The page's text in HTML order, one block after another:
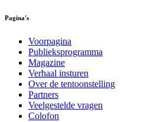
Pagina's
Voorpagina
Publieksprogramma
Magazine
Verhaal insturen
Over de tentoonstelling
Partners
Veelgestelde vragen
Colofon